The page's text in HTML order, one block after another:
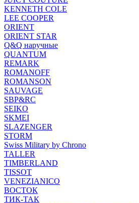
KENNETH COLE
LEE COOPER
ORIENT
ORIENT STAR
Q&Q наручные
QUANTUM
REMARK
ROMANOFF
ROMANSON
SAUVAGE
SBP&RC
SEIKO
SKMEI
SLAZENGER
STORM
Swiss Military by Chrono
TALLER
TIMBERLAND
TISSOT
VENEZIANICO
ВОСТОК
ТИК-ТАК